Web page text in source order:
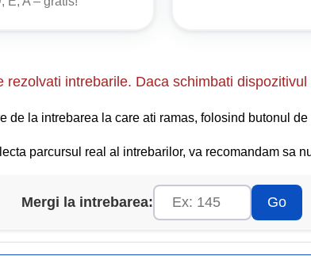
sau aplicat un marcaj care obligă să se circule
intrebarile. Daca schimbati
de la intrebarea la care ati ramas, folosind butonul de
parcursul real al intrebarilor, va recomandam sa
Mergi la intrebarea: Go